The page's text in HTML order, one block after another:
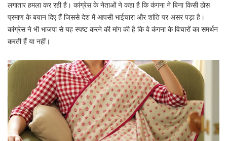
लगातार हमला कर रही है। कांग्रेस के नेताओं ने कहा है कि कंगना ने बिना किसी ठोस
प्रमाण के बयान दिए हैं जिससे देश में आपसी भाईचारा और शांति पर असर पड़ा है।
कांग्रेस ने भी भाजपा से यह स्पष्ट करने की मांग की है कि वे कंगना के विचारों का समर्थन
करती हैं या नहीं।